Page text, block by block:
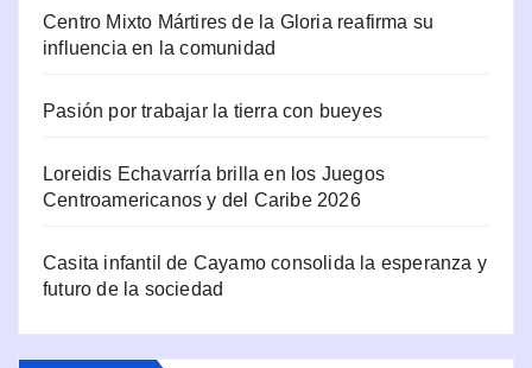
Centro Mixto Mártires de la Gloria reafirma su
influencia en la comunidad
Pasión por trabajar la tierra con bueyes
Loreidis Echavarría brilla en los Juegos
Centroamericanos y del Caribe 2026
Casita infantil de Cayamo consolida la esperanza y
futuro de la sociedad